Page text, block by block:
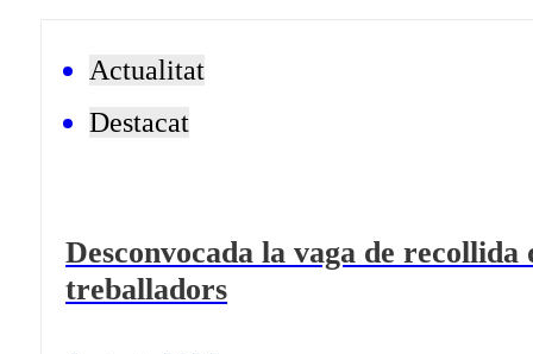
Actualitat
Destacat
Desconvocada la vaga de
treballadors